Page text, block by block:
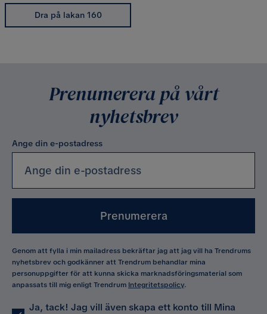
Dra på lakan 160
Prenumerera på vårt
nyhetsbrev
Ange din e-postadress
Prenumerera
Genom att fylla i min mailadress bekräftar jag att jag vill ha Trendrums
nyhetsbrev och godkänner att Trendrum behandlar mina
personuppgifter för att kunna skicka marknadsföringsmaterial som
anpassats till mig enligt Trendrum Integritetspolicy.
Ja, tack! Jag vill även skapa ett konto till Mina